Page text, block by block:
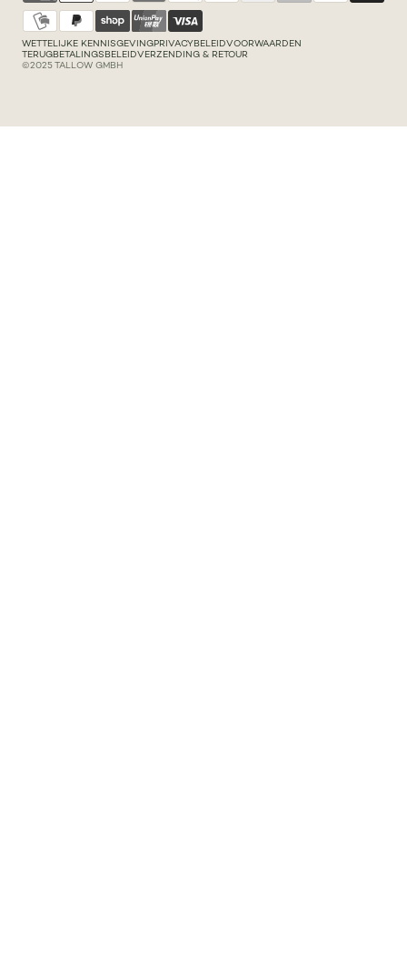
WETTELIJKE KENNISGEVINGPRIVACYBELEIDVOORWAARDEN
TERUGBETALINGSBELEIDVERZENDING & RETOUR
©2025 TALLOW GMBH